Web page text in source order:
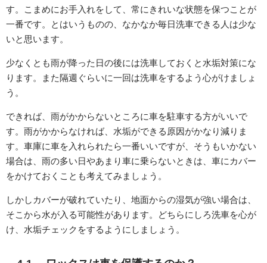
す。こまめにお手入れをして、常にきれいな状態を保つことが
一番です。とはいうものの、なかなか毎日洗車できる人は少な
いと思います。
少なくとも雨が降った日の後には洗車しておくと水垢対策にな
ります。また隔週ぐらいに一回は洗車をするよう心がけましょ
う。
できれば、雨がかからないところに車を駐車する方がいいで
す。雨がかからなければ、水垢ができる原因がかなり減りま
す。車庫に車を入れられたら一番いいですが、そうもいかない
場合は、雨の多い日やあまり車に乗らないときは、車にカバー
をかけておくことも考えてみましょう。
しかしカバーが破れていたり、地面からの湿気が強い場合は、
そこから水が入る可能性があります。どちらにしろ洗車を心が
け、水垢チェックをするようにしましょう。